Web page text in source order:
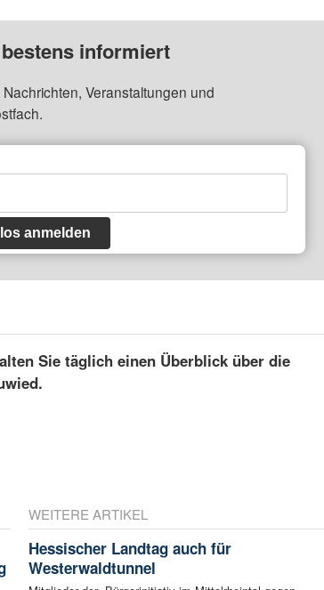
informiert
Veranstaltungen und
anmelden
Sie täglich einen Überblick über die
WEITERE ARTIKEL
Hessischer Landtag auch für
Westerwaldtunnel